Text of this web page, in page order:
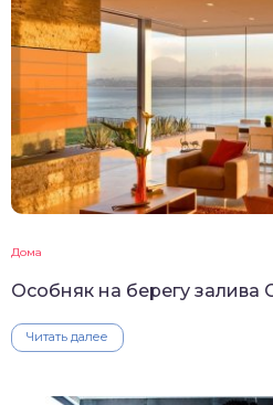
Дома
Особняк на берегу
Читать далее